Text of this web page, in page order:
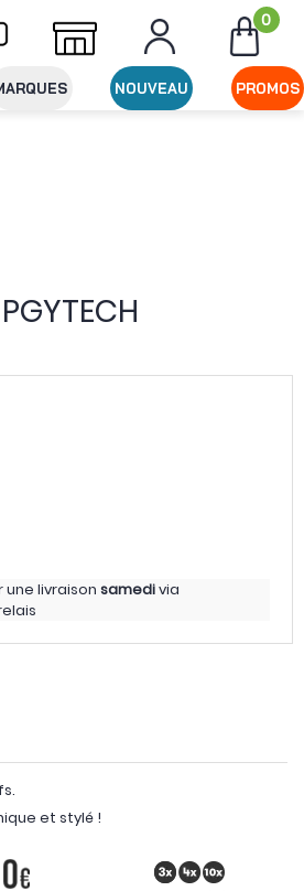
49€ d'achat 0
NOUVEAU PROMOS
une livraison samedivia
et stylé !